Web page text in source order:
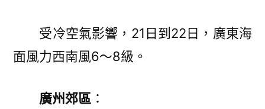
受冷空氣影響，21日到22日，廣東海
面風力西南風6～8級。
廣州郊區 ：